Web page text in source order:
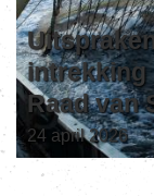
intrekking
Raad van
24 april 2026